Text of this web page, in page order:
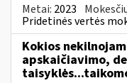
Metai: 2023
Pridetinės vertės
Kokios
apskaičiavimo,